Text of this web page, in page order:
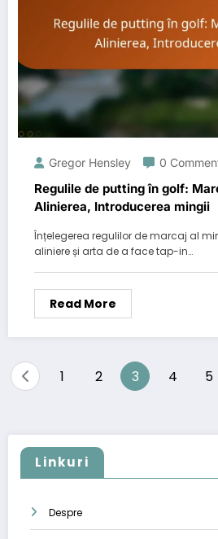
Gregor Hensley 0
Regulile de putting în golf:
Alinierea, Introducerea mingii
Înțelegerea regulilor de marcaj al
aliniere și arta de a face tap-in…
Read More
Posts
1 2 3 4 5
Linkuri
Despre